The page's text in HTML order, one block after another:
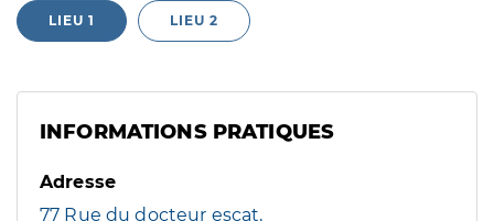
LIEU 1 LIEU 2
INFORMATIONS PRATIQUES
Adresse
77 Rue du docteur escat,